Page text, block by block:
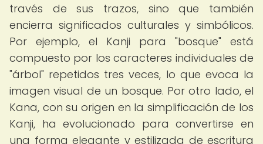
través de sus trazos, sino que también
encierra significados culturales y simbólicos.
Por ejemplo, el Kanji para "bosque" está
compuesto por los caracteres individuales de
"árbol" repetidos tres veces, lo que evoca la
imagen visual de un bosque. Por otro lado, el
Kana, con su origen en la simplificación de los
Kanji, ha evolucionado para convertirse en
una forma elegante y estilizada de escritura